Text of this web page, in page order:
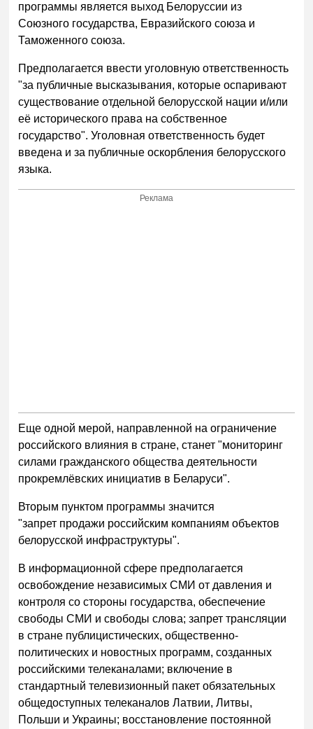
программы является выход Белоруссии из
Союзного государства, Евразийского союза и
Таможенного союза.
Предполагается ввести уголовную ответственность
"за публичные высказывания, которые оспаривают
существование отдельной белорусской нации и/или
её исторического права на собственное
государство". Уголовная ответственность будет
введена и за публичные оскорбления белорусского
языка.
Реклама
Еще одной мерой, направленной на ограничение
российского влияния в стране, станет "мониторинг
силами гражданского общества деятельности
прокремлёвских инициатив в Беларуси".
Вторым пунктом программы значится
"запрет продажи российским компаниям объектов
белорусской инфраструктуры".
В информационной сфере предполагается
освобождение независимых СМИ от давления и
контроля со стороны государства, обеспечение
свободы СМИ и свободы слова; запрет трансляции
в стране публицистических, общественно-
политических и новостных программ, созданных
российскими телеканалами; включение в
стандартный телевизионный пакет обязательных
общедоступных телеканалов Латвии, Литвы,
Польши и Украины; восстановление постоянной